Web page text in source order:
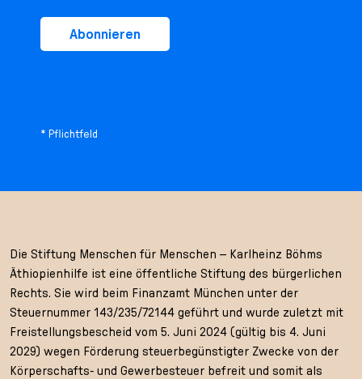
Abonnieren
* Pflichtfeld
Die Stiftung Menschen für Menschen – Karlheinz Böhms
Äthiopienhilfe ist eine öffentliche Stiftung des bürgerlichen
Rechts. Sie wird beim Finanzamt München unter der
Steuernummer 143/235/72144 geführt und wurde zuletzt mit
Freistellungsbescheid vom 5. Juni 2024 (gültig bis 4. Juni
2029) wegen Förderung steuerbegünstigter Zwecke von der
Körperschafts- und Gewerbesteuer befreit und somit als